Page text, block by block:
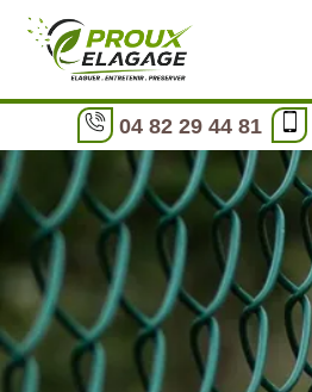
04 82 29 44 81